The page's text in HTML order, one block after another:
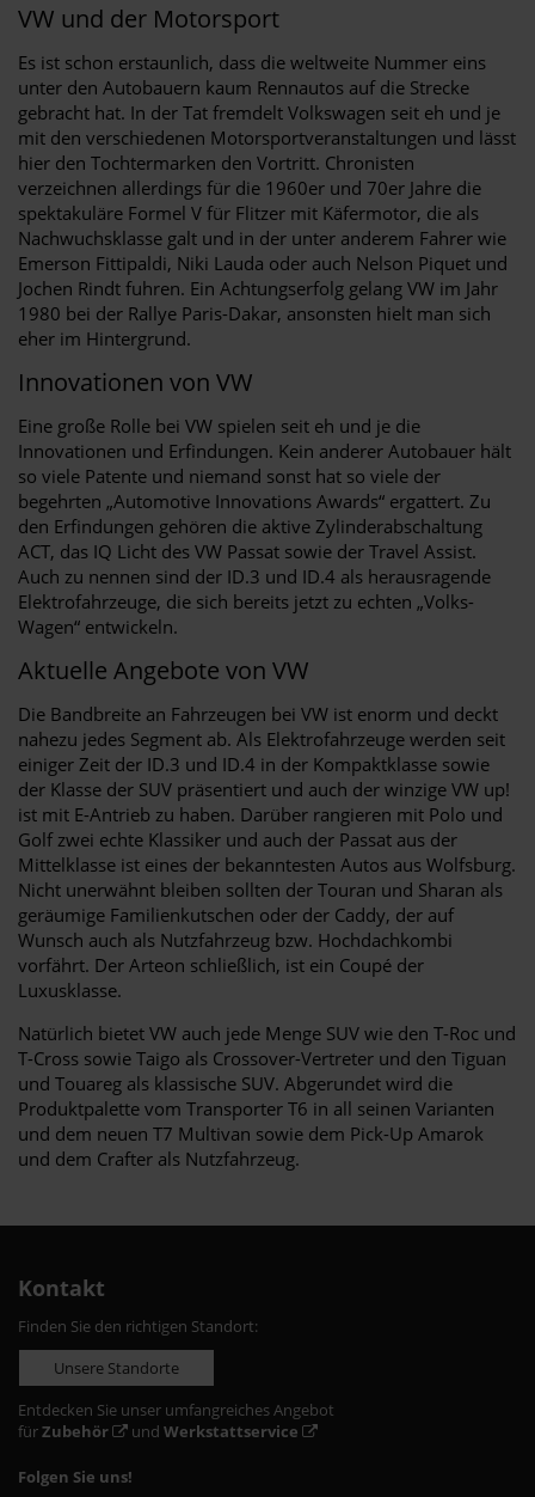
VW und der Motorsport
Es ist schon erstaunlich, dass die weltweite Nummer eins
unter den Autobauern kaum Rennautos auf die Strecke
gebracht hat. In der Tat fremdelt Volkswagen seit eh und je
mit den verschiedenen Motorsportveranstaltungen und lässt
hier den Tochtermarken den Vortritt. Chronisten
verzeichnen allerdings für die 1960er und 70er Jahre die
spektakuläre Formel V für Flitzer mit Käfermotor, die als
Nachwuchsklasse galt und in der unter anderem Fahrer wie
Emerson Fittipaldi, Niki Lauda oder auch Nelson Piquet und
Jochen Rindt fuhren. Ein Achtungserfolg gelang VW im Jahr
1980 bei der Rallye Paris-Dakar, ansonsten hielt man sich
eher im Hintergrund.
Innovationen von VW
Eine große Rolle bei VW spielen seit eh und je die
Innovationen und Erfindungen. Kein anderer Autobauer hält
so viele Patente und niemand sonst hat so viele der
begehrten „Automotive Innovations Awards“ ergattert. Zu
den Erfindungen gehören die aktive Zylinderabschaltung
ACT, das IQ Licht des VW Passat sowie der Travel Assist.
Auch zu nennen sind der ID.3 und ID.4 als herausragende
Elektrofahrzeuge, die sich bereits jetzt zu echten „Volks-
Wagen“ entwickeln.
Aktuelle Angebote von VW
Die Bandbreite an Fahrzeugen bei VW ist enorm und deckt
nahezu jedes Segment ab. Als Elektrofahrzeuge werden seit
einiger Zeit der ID.3 und ID.4 in der Kompaktklasse sowie
der Klasse der SUV präsentiert und auch der winzige VW up!
ist mit E-Antrieb zu haben. Darüber rangieren mit Polo und
Golf zwei echte Klassiker und auch der Passat aus der
Mittelklasse ist eines der bekanntesten Autos aus Wolfsburg.
Nicht unerwähnt bleiben sollten der Touran und Sharan als
geräumige Familienkutschen oder der Caddy, der auf
Wunsch auch als Nutzfahrzeug bzw. Hochdachkombi
vorfährt. Der Arteon schließlich, ist ein Coupé der
Luxusklasse.
Natürlich bietet VW auch jede Menge SUV wie den T-Roc und
T-Cross sowie Taigo als Crossover-Vertreter und den Tiguan
und Touareg als klassische SUV. Abgerundet wird die
Produktpalette vom Transporter T6 in all seinen Varianten
und dem neuen T7 Multivan sowie dem Pick-Up Amarok
und dem Crafter als Nutzfahrzeug.
Kontakt
Finden Sie den richtigen Standort:
Unsere Standorte
Entdecken Sie unser umfangreiches Angebot
fürZubehör und Werkstattservice
Folgen Sie uns!